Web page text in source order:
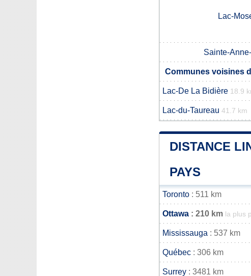
Lac-
Sainte-
Communes voisines
Lac-De La Bidière 18.9
Lac-du-Taureau 41.7 km
DISTANCE
PAYS
Toronto : 511 km
Ottawa : 210 km la plus
Mississauga : 537 km
Québec : 306 km
Surrey : 3481 km